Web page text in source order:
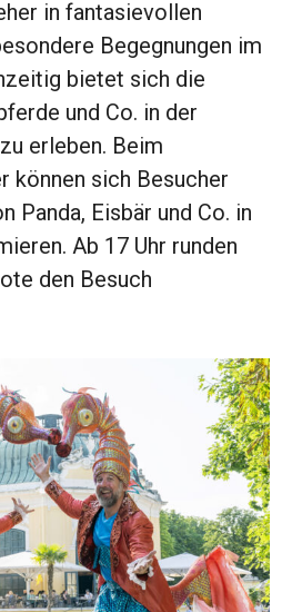
in fantasievollen
Begegnungen im
bietet sich die
und Co. in der
erleben. Beim
können sich Besucher
Panda, Eisbär und Co. in
Ab 17 Uhr runden
den Besuch